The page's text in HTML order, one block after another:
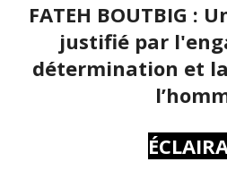
FATEH BOUTBIG :
justifié par
détermination et